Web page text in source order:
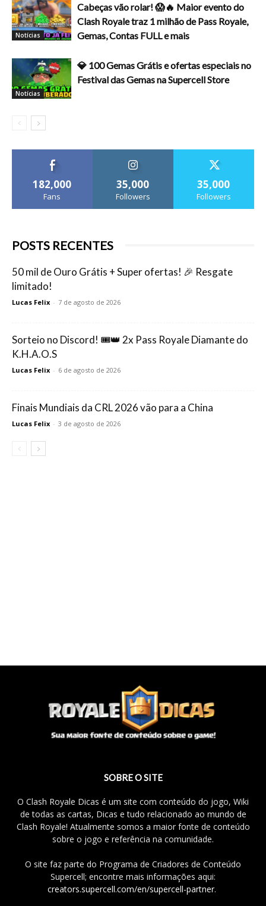
Notícias
Cabeças vão rolar! 😱🔥 Maior evento do
Clash Royale traz 1 milhão de Pass Royale,
Gemas, Contas FULL e mais
Notícias
💎 100 Gemas Grátis e ofertas especiais no
Festival das Gemas na Supercell Store
182,000
Fans
35,000
Followers
35,000
Followers
POSTS RECENTES
50 mil de Ouro Grátis + Super ofertas! 🎉 Resgate
limitado!
Lucas Felix - 7 de agosto de 2026
Sorteio no Discord! 🎟️👑 2x Pass Royale Diamante do
K.H.A.O.S
Lucas Felix - 6 de agosto de 2026
Finais Mundiais da CRL 2026 vão para a China
Lucas Felix - 3 de agosto de 2026
SOBRE O SITE
O Clash Royale Dicas é um site com conteúdo do jogo, Wiki
de todas as cartas, Dicas e tudo relacionado ao mundo de
Clash Royale! Atualmente somos a maior fonte de conteúdo
sobre o jogo e referência na comunidade.
O site faz parte do Programa de Criadores de Conteúdo
Supercell; encontre mais informações aqui:
creators.supercell.com/en/supercell-partner.